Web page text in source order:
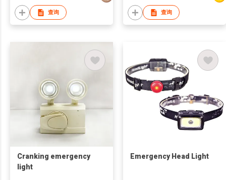
查询 查询
Cranking emergency
light
Emergency Head Light